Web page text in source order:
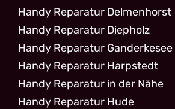
Handy Reparatur Delmenhorst
Handy Reparatur Diepholz
Handy Reparatur Ganderkesee
Handy Reparatur Harpstedt
Handy Reparatur in der Nähe
Handy Reparatur Hude